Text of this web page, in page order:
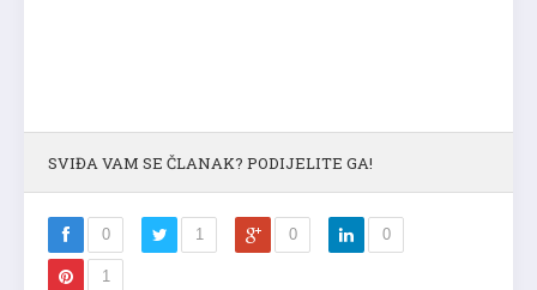
SVIĐA VAM SE ČLANAK? PODIJELITE GA!
0 1 0 0
1